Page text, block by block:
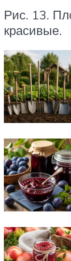
Рис. 13.
красивые.